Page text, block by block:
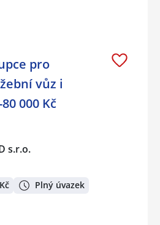
pro
vůz i
000 Kč
s.r.o.
Plný úvazek